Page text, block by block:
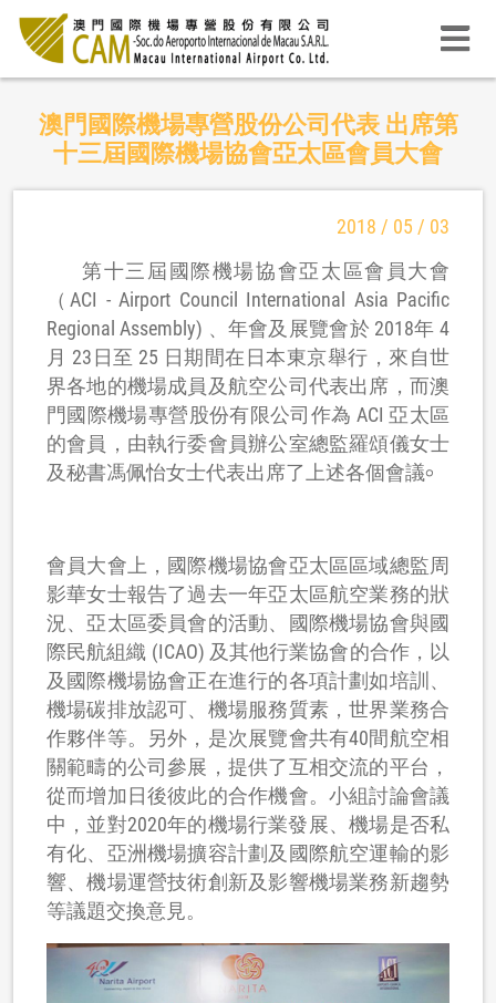
澳門國際機場專營股份公司代表 出席第
十三屆國際機場協會亞太區會員大會
2018 / 05 / 03
第十三屆國際機場協會亞太區會員大會
（ACI - Airport Council International Asia Pacific
Regional Assembly) 、年會及展覽會於 2018年 4
月 23日至 25 日期間在日本東京舉行，來自世
界各地的機場成員及航空公司代表出席，而澳
門國際機場專營股份有限公司作為 ACI 亞太區
的會員，由執行委會員辦公室總監羅頌儀女士
及秘書馮佩怡女士代表出席了上述各個會議৹
會員大會上，國際機場協會亞太區區域總監周
影華女士報告了過去一年亞太區航空業務的狀
況、亞太區委員會的活動、國際機場協會與國
際民航組織 (ICAO) 及其他行業協會的合作，以
及國際機場協會正在進行的各項計劃如培訓、
機場碳排放認可、機場服務質素，世界業務合
作夥伴等。另外，是次展覽會共有40間航空相
關範疇的公司參展，提供了互相交流的平台，
從而增加日後彼此的合作機會。小組討論會議
中，並對2020年的機場行業發展、機場是否私
有化、亞洲機場擴容計劃及國際航空運輸的影
響、機場運營技術創新及影響機場業務新趨勢
等議題交換意見。